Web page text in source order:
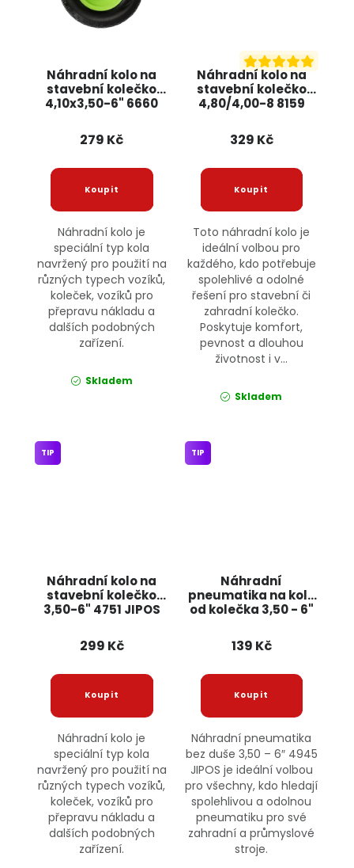
Náhradní kolo na
stavební kolečko
4,10x3,50-6" 6660
279 Kč
Náhradní kolo je
speciální typ kola
navržený pro použití na
různých typech vozíků,
koleček, vozíků pro
přepravu nákladu a
dalších podobných
zařízení.
Skladem
Náhradní kolo na
stavební kolečko
4,80/4,00-8 8159
329 Kč
Toto náhradní kolo je
ideální volbou pro
každého, kdo potřebuje
spolehlivé a odolné
řešení pro stavební či
zahradní kolečko.
Poskytuje komfort,
pevnost a dlouhou
životnost i v...
Skladem
Náhradní kolo na
stavební kolečko
3,50-6" 4751 JIPOS
TIP
299 Kč
Náhradní kolo je
speciální typ kola
navržený pro použití na
různých typech vozíků,
koleček, vozíků pro
přepravu nákladu a
dalších podobných
zařízení.
Náhradní
pneumatika na kolo
od kolečka 3,50 - 6"
TIP
139 Kč
Náhradní pneumatika
bez duše 3,50 – 6″ 4945
JIPOS je ideální volbou
pro všechny, kdo hledají
spolehlivou a odolnou
pneumatiku pro své
zahradní a průmyslové
stroje.